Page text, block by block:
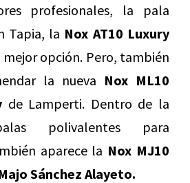
profesionales, la pala
Tapia, la Nox AT10 Luxury
mejor opción. Pero, también
la nueva Nox ML10
de Lamperti. Dentro de la
polivalentes para
aparece la Nox MJ10
Sánchez Alayeto.